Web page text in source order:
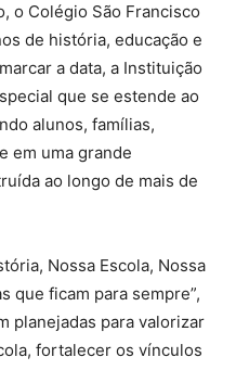
o Colégio São Francisco
de história, educação e
a data, a Instituição
que se estende ao
alunos, famílias,
em uma grande
ao longo de mais de
Nossa Escola, Nossa
que ficam para sempre”,
planejadas para valorizar
fortalecer os vínculos